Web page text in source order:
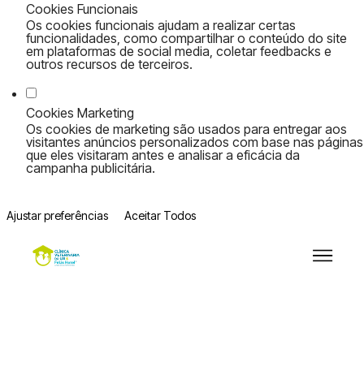
Cookies Funcionais
Os cookies funcionais ajudam a realizar certas
funcionalidades, como compartilhar o conteúdo do site
em plataformas de social media, coletar feedbacks e
outros recursos de terceiros.
Cookies Marketing
Os cookies de marketing são usados para entregar aos
visitantes anúncios personalizados com base nas páginas
que eles visitaram antes e analisar a eficácia da
campanha publicitária.
Ajustar preferências Aceitar Todos